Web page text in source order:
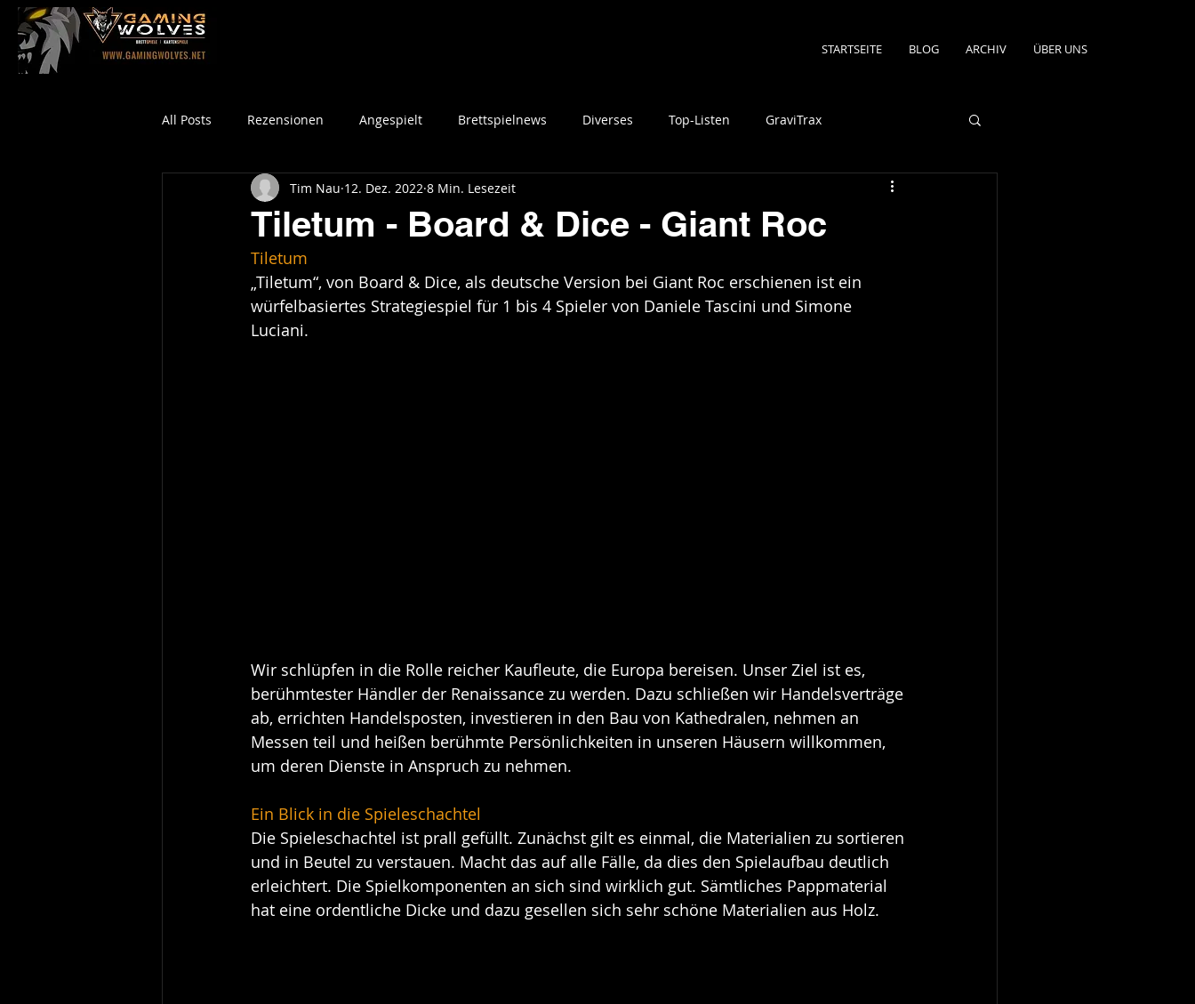
STARTSEITE BLOG ARCHIV ÜBER UNS
All Posts Rezensionen Angespielt Brettspielnews Diverses Top-Listen GraviTrax
Tiletum - Board & Dice - Giant Roc
Tim Nau 12. Dez. 2022 8 Min. Lesezeit
Tiletum
„Tiletum“, von Board & Dice, als deutsche Version bei Giant Roc erschienen ist ein
würfelbasiertes Strategiespiel für 1 bis 4 Spieler von Daniele Tascini und Simone
Luciani.
Wir schlüpfen in die Rolle reicher Kaufleute, die Europa bereisen. Unser Ziel ist es,
berühmtester Händler der Renaissance zu werden. Dazu schließen wir Handelsverträge
ab, errichten Handelsposten, investieren in den Bau von Kathedralen, nehmen an
Messen teil und heißen berühmte Persönlichkeiten in unseren Häusern willkommen,
um deren Dienste in Anspruch zu nehmen.
Ein Blick in die Spieleschachtel
Die Spieleschachtel ist prall gefüllt. Zunächst gilt es einmal, die Materialien zu sortieren
und in Beutel zu verstauen. Macht das auf alle Fälle, da dies den Spielaufbau deutlich
erleichtert. Die Spielkomponenten an sich sind wirklich gut. Sämtliches Pappmaterial
hat eine ordentliche Dicke und dazu gesellen sich sehr schöne Materialien aus Holz.